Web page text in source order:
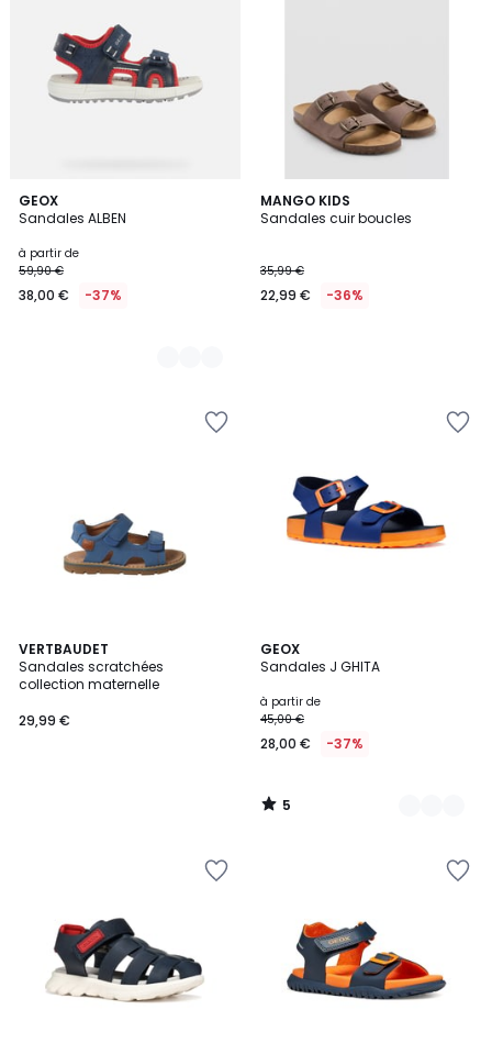
GEOX
Sandales ALBEN
à partir de
59,90 €
38,00 € -37%
2
Couleurs
MANGO KIDS
Sandales cuir boucles
35,99 €
22,99 € -36%
VERTBAUDET
Sandales scratchées
collection maternelle
29,99 €
GEOX
Sandales J GHITA
à partir de
45,00 €
28,00 € -37%
5
/
2
Couleurs
5
/